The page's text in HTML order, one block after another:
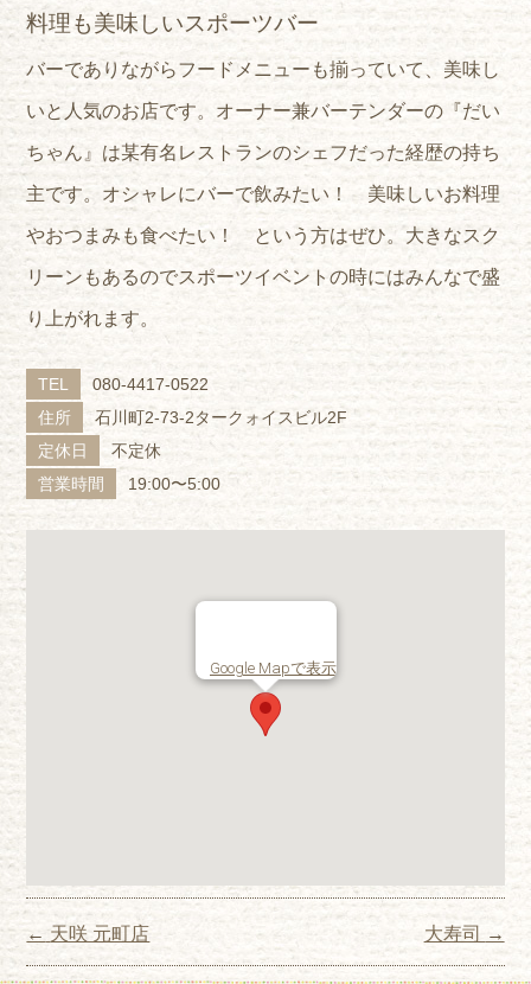
料理も美味しいスポーツバー
バーでありながらフードメニューも揃っていて、美味し
いと人気のお店です。オーナー兼バーテンダーの『だい
ちゃん』は某有名レストランのシェフだった経歴の持ち
主です。オシャレにバーで飲みたい！ 美味しいお料理
やおつまみも食べたい！ という方はぜひ。大きなスク
リーンもあるのでスポーツイベントの時にはみんなで盛
り上がれます。
TEL
080-4417-0522
住所
石川町2-73-2タークォイスビル2F
定休日
不定休
営業時間
19:00〜5:00
Google Mapで表示
Post navigation
← 天咲 元町店 大寿司 →